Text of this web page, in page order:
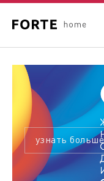
узнать больше